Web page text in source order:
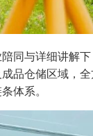
同与详细讲解
品仓储区域，
体系。